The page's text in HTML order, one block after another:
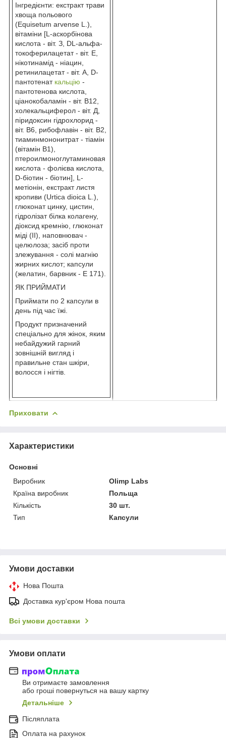
Інгредієнти: екстракт трави
хвоща польового
(Equisetum arvense L.),
вітаміни [L-аскорбінова
кислота - віт. З, DL-альфа-
токоферилацетат - віт. Е,
нікотинамід - ніацин,
ретинилацетат - віт. A, D-
пантотенат кальцію -
пантотенова кислота,
ціанокобаламін - віт. В12,
холекальциферол - віт. Д,
піридоксин гідрохлорид -
віт. В6, рибофлавін - віт. B2,
тиаминмононитрат - тіамін
(вітамін B1),
птероилмоноглутаминовая
кислота - фолієва кислота,
D-біотин - біотин], L-
метіонін, екстракт листя
кропиви (Urtica dioica L.),
глюконат цинку, цистин,
гідролізат білка колагену,
діоксид кремнію, глюконат
міді (II), наповнювач -
целюлоза; засіб проти
злежування - солі магнію
жирних кислот; капсули
(желатин, барвник - Е 171).
ЯК ПРИЙМАТИ
Приймати по 2 капсули в
день під час їжі.
Продукт призначений
спеціально для жінок, яким
небайдужий гарний
зовнішній вигляд і
правильне стан шкіри,
волосся і нігтів.
Приховати
Характеристики
Основні
Виробник
Olimp Labs
Країна виробник
Польща
Кількість
30 шт.
Тип
Капсули
Умови доставки
Нова Пошта
Доставка кур'єром Нова пошта
Всі умови доставки
Умови оплати
Ви отримаєте замовлення
або гроші повернуться на вашу картку
Детальніше
Післяплата
Оплата на рахунок